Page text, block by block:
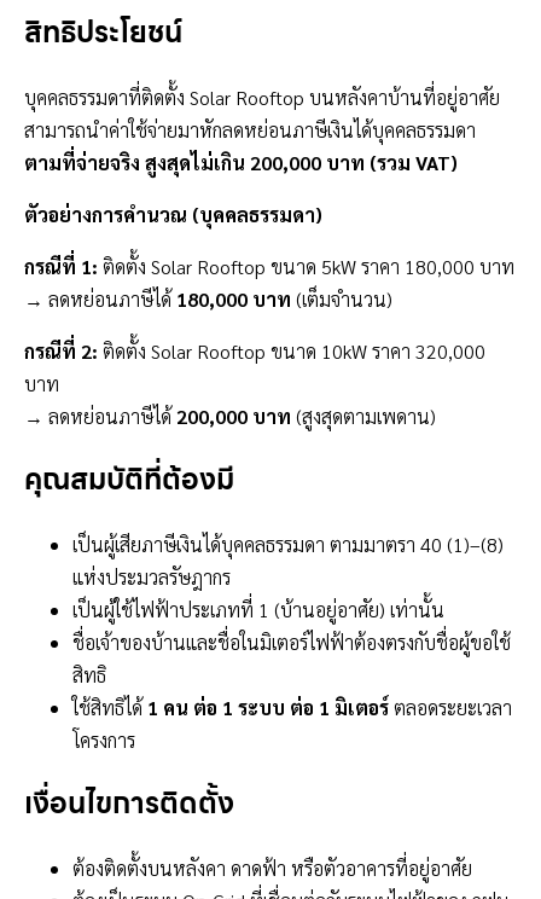
สิทธิประโยชน์
บุคคลธรรมดาที่ติดตั้ง Solar Rooftop บนหลังคาบ้านที่อยู่อาศัย
สามารถนำค่าใช้จ่ายมาหักลดหย่อนภาษีเงินได้บุคคลธรรมดา
ตามที่จ่ายจริง สูงสุดไม่เกิน 200,000 บาท (รวม VAT)
ตัวอย่างการคำนวณ (บุคคลธรรมดา)
กรณีที่ 1: ติดตั้ง Solar Rooftop ขนาด 5kW ราคา 180,000 บาท
→ ลดหย่อนภาษีได้180,000 บาท (เต็มจำนวน)
กรณีที่ 2: ติดตั้ง Solar Rooftop ขนาด 10kW ราคา 320,000
บาท
→ ลดหย่อนภาษีได้200,000 บาท (สูงสุดตามเพดาน)
คุณสมบัติที่ต้องมี
เป็นผู้เสียภาษีเงินได้บุคคลธรรมดา ตามมาตรา 40 (1)–(8)
แห่งประมวลรัษฎากร
เป็นผู้ใช้ไฟฟ้าประเภทที่ 1 (บ้านอยู่อาศัย) เท่านั้น
ชื่อเจ้าของบ้านและชื่อในมิเตอร์ไฟฟ้าต้องตรงกับชื่อผู้ขอใช้
สิทธิ
ใช้สิทธิได้1 คน ต่อ 1 ระบบ ต่อ 1 มิเตอร์ตลอดระยะเวลา
โครงการ
เงื่อนไขการติดตั้ง
ต้องติดตั้งบนหลังคา ดาดฟ้า หรือตัวอาคารที่อยู่อาศัย